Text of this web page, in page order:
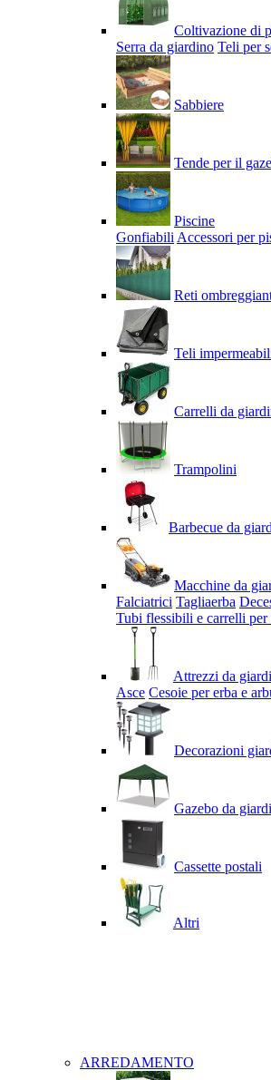
Coltivazione di
Serra da giardino Teli per
Sabbiere
Tende per il
Piscine
Gonfiabili Accessori per
Reti
Teli
Carrelli da
Trampolini
Barbecue da
Macchine da
Falciatrici Tagliaerba
Tubi flessibili e carrelli
Attrezzi da
Asce Cesoie per erba e
Decorazioni
Gazebo da
Cassette postali
Altri
ARREDAMENTO